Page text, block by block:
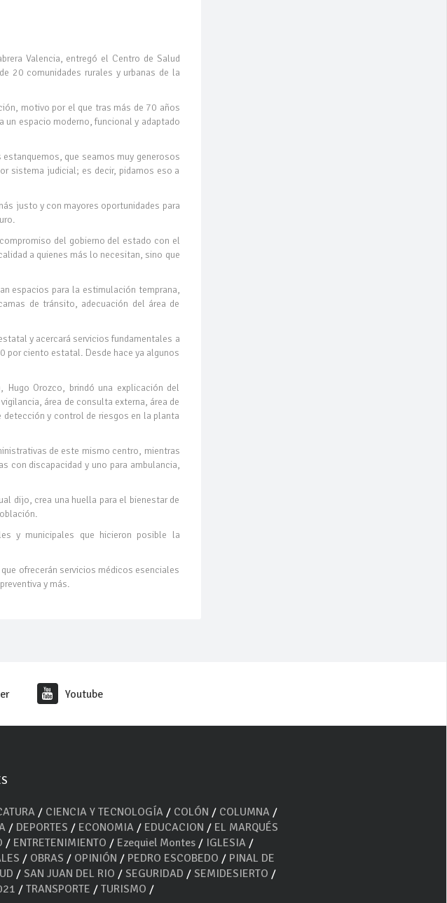
Valencia, entregó el Centro de Salud
20 comunidades rurales y urbanas de la
motivo por el que tras más de 70 años
un espacio moderno, funcional y adaptado
que seamos muy generosos
sistema judicial; es decir, pidamos eso a
justo y con mayores oportunidades para
del gobierno del estado con el
a quienes más lo necesitan, sino que
espacios para la estimulación temprana,
de tránsito, adecuación del área de
y acercará servicios fundamentales a
por ciento estatal. Desde hace ya algunos
Orozco, brindó una explicación del
área de consulta externa, área de
y control de riesgos en la planta
de este mismo centro, mientras
con discapacidad y uno para ambulancia,
dijo, crea una huella para el bienestar de
y municipales que hicieron posible la
ofrecerán servicios médicos esenciales
y más.
Youtube
/ CIENCIA Y TECNOLOGÍA / COLÓN / COLUMNA/
/ DEPORTES / ECONOMIA / EDUCACION / EL MARQUÉS
/ ENTRETENIMIENTO / Ezequiel Montes/ IGLESIA/
/ OBRAS / OPINIÓN / PEDRO ESCOBEDO / PINAL DE
/ SAN JUAN DEL RIO / SEGURIDAD / SEMIDESIERTO /
/ TRANSPORTE / TURISMO /